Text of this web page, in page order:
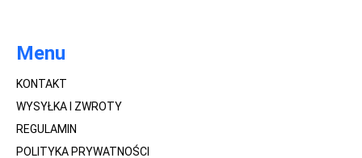
Menu
KONTAKT
WYSYŁKA I ZWROTY
REGULAMIN
POLITYKA PRYWATNOŚCI